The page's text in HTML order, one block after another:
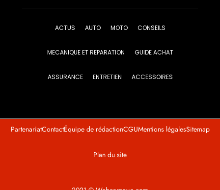
ACTUS AUTO MOTO CONSEILS
MECANIQUE ET REPARATION GUIDE ACHAT
ASSURANCE ENTRETIEN ACCESSOIRES
PartenariatContactÉquipe de rédactionCGUMentions légalesSitemap
Plan du site